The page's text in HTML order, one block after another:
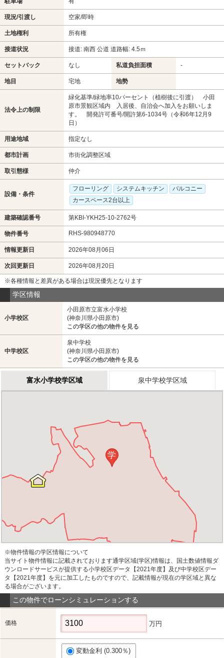
現況/引渡し 空家/即時
土地権利 所有権
接道状況 接道: 南西 公道 道路幅: 4.5ｍ
セットバック なし 私道負担面積 -
地目 宅地 地勢
法令上の制限
緑化基準/緑地率10パーセント（植樹後に引渡） 小田
原市景観区域内 入居後、自治会へ加入をお願いしま
す。 開発許可番号/開許第6-1034号（令和6年12月9
日）
用途地域 指定なし
都市計画 市街化調整区域
取引態様 仲介
設備・条件
フローリング システムキッチン
バルコニー
カースペース2台以上
建築確認番号 第KBI-YKH25-10-2762号
物件番号 RHS-980948770
情報更新日 2026年08月06日
次回更新日 2026年08月20日
※各種情報と差異がある場合は現況優先となります
学区情報
小学校区
小田原市立富水小学校
(神奈川県小田原市)
この学区の他の物件を見る
中学校区
泉中学校
(神奈川県小田原市)
この学区の他の物件を見る
富水小学校学区域 泉中学校学区域
学
※物件情報の学区情報について
当サイト物件情報に記載されております通学区域(学区)情報は、国土数値情報ダ
ウンロードサービスが提供する小学校区データ【2021年度】及び中学校区デー
タ【2021年度】を元に加工したものですので、記載情報が現在の学区域と異な
る場合がございます。
この物件でローンシミュレーションする
価格 万円
変動金利 (0.300％)